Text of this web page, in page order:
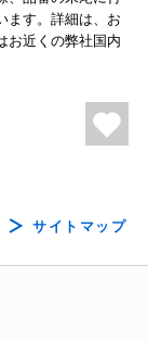
ます。詳細は、お
お近くの弊社国内
サイトマップ